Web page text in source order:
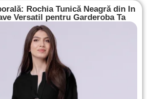
Rochia Tunică Neagră din In
Versatil pentru Garderoba Ta